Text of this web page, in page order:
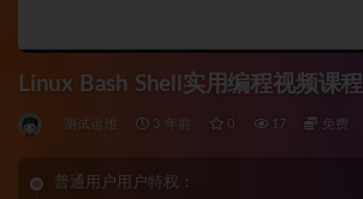
Linux Bash Shell实用编程视频课程
测试运维 3 年前 0 17 免费
普通用户用户特权：